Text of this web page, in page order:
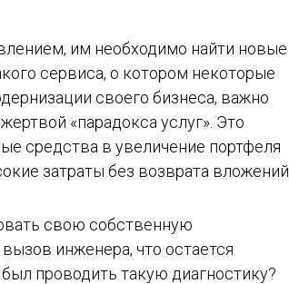
им необходимо найти новые
сервиса, о котором некоторые
своего бизнеса, важно
«парадокса услуг». Это
средства в увеличение портфеля
затраты без возврата вложений.
свою собственную
инженера, что остается
проводить такую ​​диагностику?